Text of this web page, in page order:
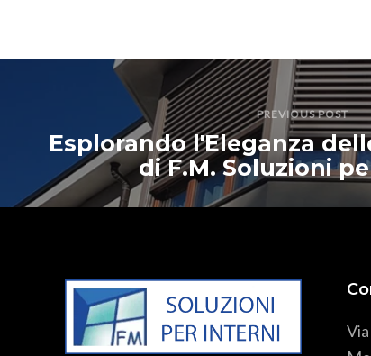
PREVIOUS POST
Esplorando l'Eleganza
di F.M. Soluzioni